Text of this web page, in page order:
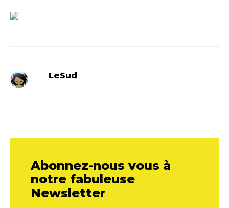
LeSud
Abonnez-nous vous à
notre fabuleuse
Newsletter